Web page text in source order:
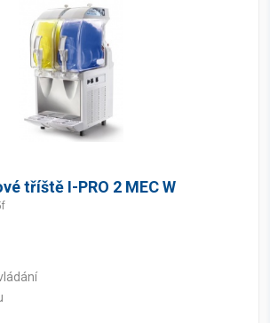
tříště I-PRO 2 MEC W